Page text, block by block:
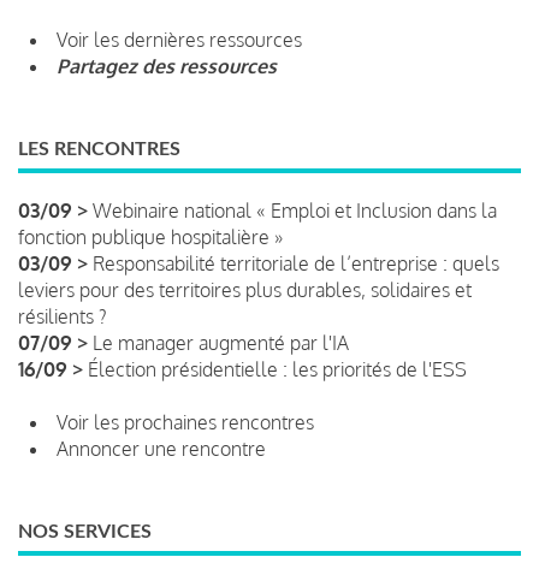
Voir les dernières ressources
Partagez des ressources
LES RENCONTRES
03/09 > Webinaire national « Emploi et Inclusion dans la
fonction publique hospitalière »
03/09 > Responsabilité territoriale de l’entreprise : quels
leviers pour des territoires plus durables, solidaires et
résilients ?
07/09 > Le manager augmenté par l'IA
16/09 > Élection présidentielle : les priorités de l'ESS
Voir les prochaines rencontres
Annoncer une rencontre
NOS SERVICES